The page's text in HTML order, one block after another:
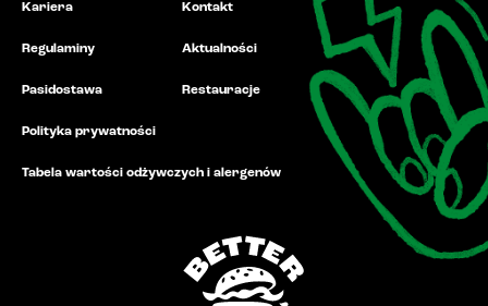
Kariera Kontakt
Regulaminy Aktualności
Pasidostawa Restauracje
Polityka prywatności
Tabela wartości odżywczych i alergenów